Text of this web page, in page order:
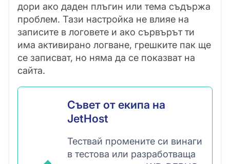
дори ако даден плъгин или тема съдържа
проблем. Тази настройка не влияе на
записите в логовете и ако сървърът ти
има активирано логване, грешките пак ще
се записват, но няма да се показват на
сайта.
Съвет от екипа на
JetHost
Тествай промените си винаги
в тестова или разработваща